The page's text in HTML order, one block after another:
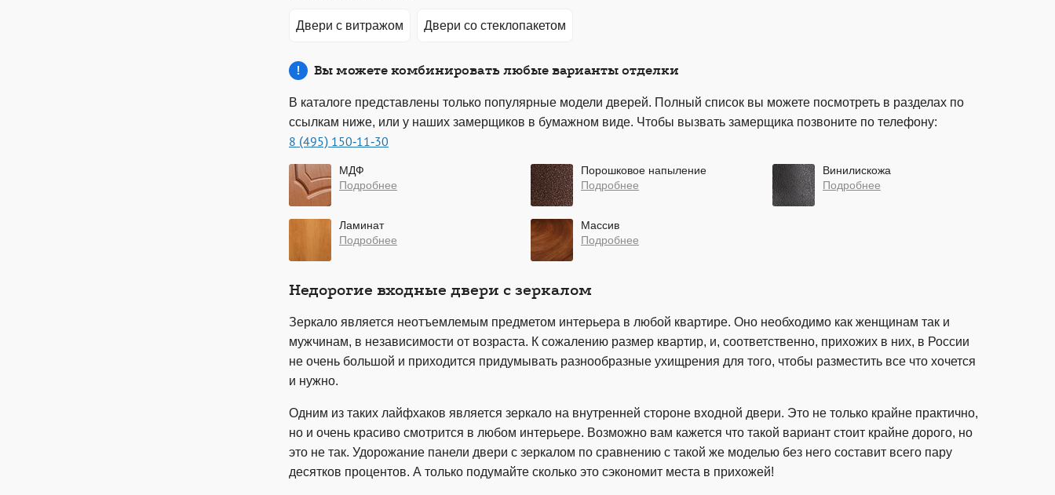
Двери с витражом Двери со стеклопакетом
Вы можете комбинировать любые варианты отделки
В каталоге представлены только популярные модели дверей. Полный список вы можете посмотреть в разделах по
ссылкам ниже, или у наших замерщиков в бумажном виде. Чтобы вызвать замерщика позвоните по телефону:
8 (495) 150-11-30
МДФ
Подробнее
Порошковое напыление
Подробнее
Винилискожа
Подробнее
Ламинат
Подробнее
Массив
Подробнее
Недорогие входные двери с зеркалом
Зеркало является неотъемлемым предметом интерьера в любой квартире. Оно необходимо как женщинам так и
мужчинам, в независимости от возраста. К сожалению размер квартир, и, соответственно, прихожих в них, в России
не очень большой и приходится придумывать разнообразные ухищрения для того, чтобы разместить все что хочется
и нужно.
Одним из таких лайфхаков является зеркало на внутренней стороне входной двери. Это не только крайне практично,
но и очень красиво смотрится в любом интерьере. Возможно вам кажется что такой вариант стоит крайне дорого, но
это не так. Удорожание панели двери с зеркалом по сравнению с такой же моделью без него составит всего пару
десятков процентов. А только подумайте сколько это сэкономит места в прихожей!